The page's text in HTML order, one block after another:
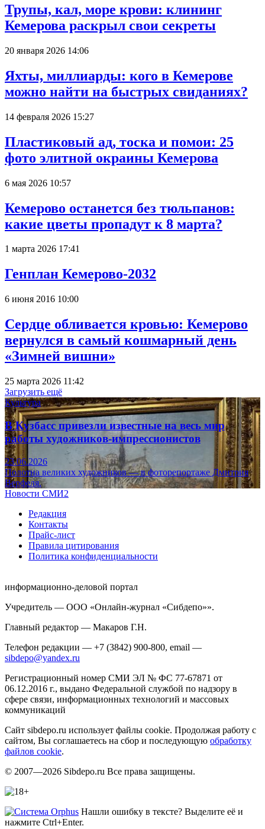
Трупы, кал, море крови: клининг
Кемерова раскрыл свои секреты
20 января 2026 14:06
Яхты, миллиарды: кого в Кемерове
можно найти на быстрых свиданиях?
14 февраля 2026 15:27
Пластиковый ад, тоска и помои: 25
фото элитной окраины Кемерова
6 мая 2026 10:57
Кемерово останется без тюльпанов:
какие цветы пропадут к 8 марта?
1 марта 2026 17:41
Генплан Кемерово-2032
6 июня 2016 10:00
Сердце обливается кровью: Кемерово
вернулся в самый кошмарный день
«Зимней вишни»
25 марта 2026 11:42
Загрузить ещё
Культура
В Кузбасс привезли известные на весь мир
работы художников-импрессионистов
23.06.2026
Полотна великих художников — в фоторепортаже Дмитрия
Верфеля.
Новости СМИ2
Редакция
Контакты
Прайс-лист
Правила цитирования
Политика конфиденциальности
информационно-деловой портал
Учредитель — ООО «Онлайн-журнал «Сибдепо»».
Главный редактор — Макаров Г.Н.
Телефон редакции — +7 (3842) 900-800, email —
sibdepo@yandex.ru
Регистрационный номер СМИ ЭЛ № ФС 77-67871 от
06.12.2016 г., выдано Федеральной службой по надзору в
сфере связи, информационных технологий и массовых
коммуникаций
Сайт sibdepo.ru использует файлы cookie. Продолжая работу с
сайтом, Вы соглашаетесь на сбор и последующую обработку
файлов cookie.
© 2007—2026 Sibdepo.ru Все права защищены.
Нашли ошибку в тексте? Выделите её и
нажмите Ctrl+Enter.